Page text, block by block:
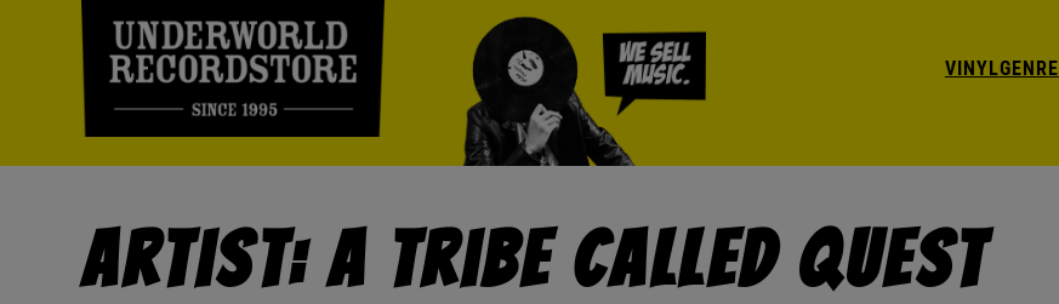
VINYLGENRE
Artist: A Tribe Called Quest